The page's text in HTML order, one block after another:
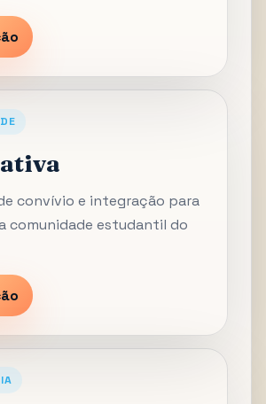
convívio e integração para
comunidade estudantil do